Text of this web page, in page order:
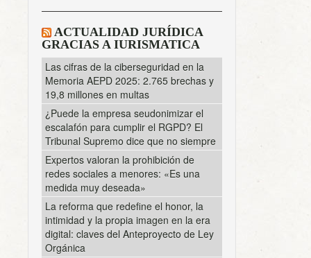
ACTUALIDAD JURÍDICA
GRACIAS A IURISMATICA
Las cifras de la ciberseguridad en la
Memoria AEPD 2025: 2.765 brechas y
19,8 millones en multas
¿Puede la empresa seudonimizar el
escalafón para cumplir el RGPD? El
Tribunal Supremo dice que no siempre
Expertos valoran la prohibición de
redes sociales a menores: «Es una
medida muy deseada»
La reforma que redefine el honor, la
intimidad y la propia imagen en la era
digital: claves del Anteproyecto de Ley
Orgánica